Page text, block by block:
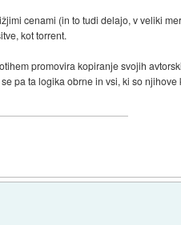
cenami (in to tudi delajo, v veliki
kot torrent.
promovira kopiranje svojih
pa ta logika obrne in vsi, ki so